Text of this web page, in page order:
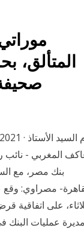
بنك مصر، مع